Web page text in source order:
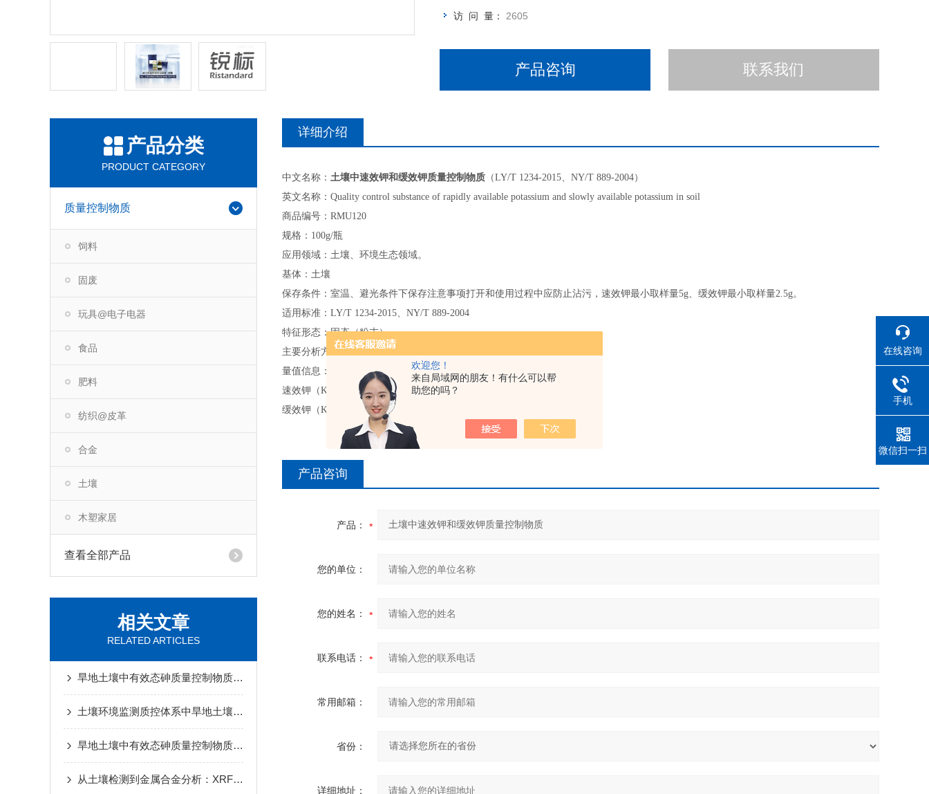
欢迎您！
来自局域网的朋友！有什么可以帮
助您的吗？
访 问 量： 2605
产品咨询 联系我们
产品分类
PRODUCT CATEGORY
质量控制物质
饲料
固废
玩具@电子电器
食品
肥料
纺织@皮革
合金
土壤
木塑家居
查看全部产品
相关文章
RELATED ARTICLES
旱地土壤中有效态砷质量控制物质不确定度评估分析
土壤环境监测质控体系中旱地土壤中有效态砷质量控制物质应用探讨
旱地土壤中有效态砷质量控制物质在检测工作中的应用
从土壤检测到金属合金分析：XRF荧光片在多行业中的标准化应用
详细介绍
中文名称： 土壤中速效钾和缓效钾质量控制物质 （LY/T 1234-2015、NY/T 889-2004）
英文名称：Quality control substance of rapidly available potassium and slowly available potassium in soil
商品编号：RMU120
规格：100g/瓶
应用领域：土壤、环境生态领域。
基体：土壤
保存条件：室温、避光条件下保存注意事项打开和使用过程中应防止沾污，速效钾最小取样量5g、缓效钾最小取样量2.5g。
适用标准：LY/T 1234-2015、NY/T 889-2004
特征形态：固态（粉末）
主要分析方法：火焰原子吸收分光光度法（FAAS）、火焰光度计。
量值信息：
速效钾（K）：239±13mg/kg
缓效钾（K）：310±27mg/kg
产品咨询
产品：
您的单位：
您的姓名：
联系电话：
常用邮箱：
省份：
详细地址：
在线咨询
手机
微信扫一扫